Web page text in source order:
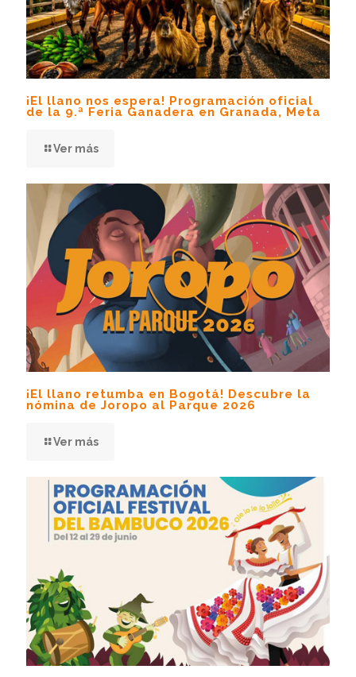
¡El llano nos espera! Programación oficial
de la 9.ª Feria Ganadera en Granada, Meta
Ver más
¡El llano retumba en Bogotá! Descubre la
nómina de Joropo al Parque 2026
Ver más